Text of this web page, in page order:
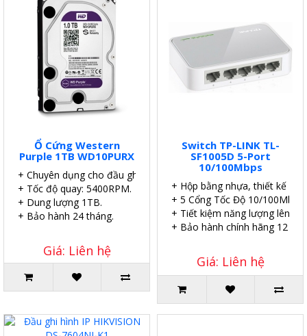
Ổ Cứng Western
Purple 1TB WD10PURX
+ Chuyên dụng cho đầu ghi.
+ Tốc độ quay: 5400RPM.
+ Dung lượng 1TB.
+ Bảo hành 24 tháng.
Giá: Liên hệ
Switch TP-LINK TL-
SF1005D 5-Port
10/100Mbps
+ Hộp bằng nhựa, thiết kế để
+ 5 Cổng Tốc Độ 10/100Mbps.
+ Tiết kiệm năng lượng lên
+ Bảo hành chính hãng 12
Giá: Liên hệ